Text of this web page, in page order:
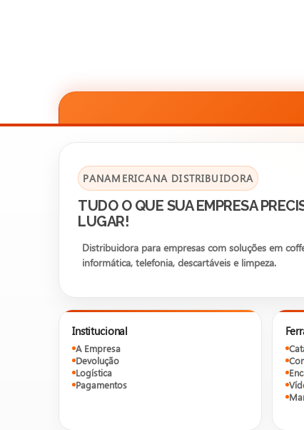
PANAMERICANA DISTRIBUIDORA
TUDO O QUE SUA EMPRESA
LUGAR!
Distribuidora para empresas com soluções em
informática, telefonia, descartáveis e limpeza.
Institucional
A Empresa
Devolução
Logística
Pagamentos